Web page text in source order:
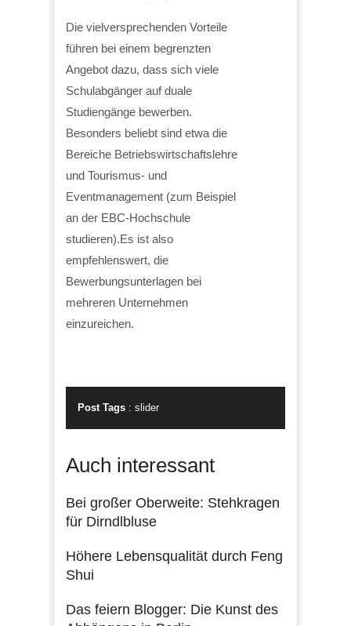
Die vielversprechenden Vorteile
führen bei einem begrenzten
Angebot dazu, dass sich viele
Schulabgänger auf duale
Studiengänge bewerben.
Besonders beliebt sind etwa die
Bereiche Betriebswirtschaftslehre
und Tourismus- und
Eventmanagement (zum Beispiel
an der EBC-Hochschule
studieren).Es ist also
empfehlenswert, die
Bewerbungsunterlagen bei
mehreren Unternehmen
einzureichen.
Post Tags : slider
Auch interessant
Bei großer Oberweite: Stehkragen
für Dirndlbluse
Höhere Lebensqualität durch Feng
Shui
Das feiern Blogger: Die Kunst des